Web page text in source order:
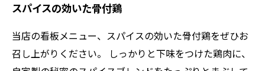
スパイスの効いた骨付鶏
当店の看板メニュー、スパイスの効いた骨付鶏をぜひお
召し上がりください。 しっかりと下味をつけた鶏肉に、